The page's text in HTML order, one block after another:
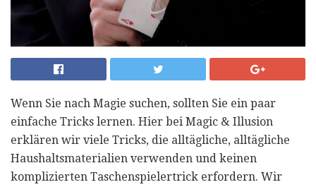
Wenn Sie nach Magie suchen, sollten Sie ein paar
einfache Tricks lernen. Hier bei Magic & Illusion
erklären wir viele Tricks, die alltägliche, alltägliche
Haushaltsmaterialien verwenden und keinen
komplizierten Taschenspielertrick erfordern. Wir